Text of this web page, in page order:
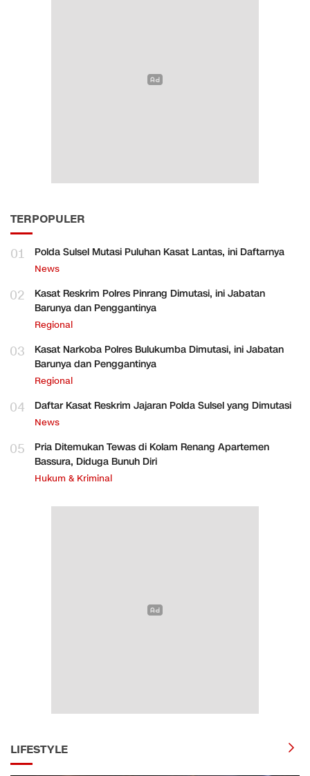
TERPOPULER
01 Polda Sulsel Mutasi Puluhan Kasat Lantas, ini Daftarnya
News
02
Kasat Reskrim Polres Pinrang Dimutasi, ini Jabatan
Barunya dan Penggantinya
Regional
03
Kasat Narkoba Polres Bulukumba Dimutasi, ini Jabatan
Barunya dan Penggantinya
Regional
04 Daftar Kasat Reskrim Jajaran Polda Sulsel yang Dimutasi
News
05
Pria Ditemukan Tewas di Kolam Renang Apartemen
Bassura, Diduga Bunuh Diri
Hukum & Kriminal
LIFESTYLE